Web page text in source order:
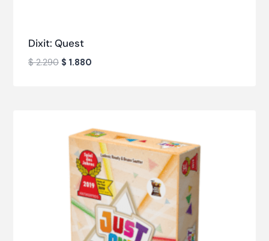
Dixit: Quest
$2.290 $ 1.880